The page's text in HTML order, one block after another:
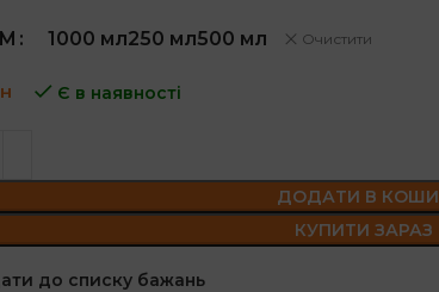
337 грн
744 грн
1000 мл250 мл500 мл Очистити
Є в наявності
ДОДАТИ В
КУПИТИ ЗАРАЗ
до списку бажань